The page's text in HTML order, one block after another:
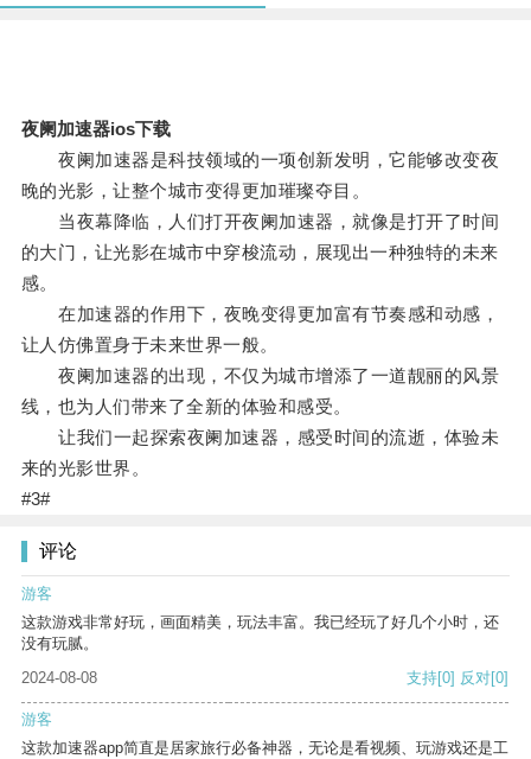
夜阑加速器ios下载
夜阑加速器是科技领域的一项创新发明，它能够改变夜
晚的光影，让整个城市变得更加璀璨夺目。
当夜幕降临，人们打开夜阑加速器，就像是打开了时间
的大门，让光影在城市中穿梭流动，展现出一种独特的未来
感。
在加速器的作用下，夜晚变得更加富有节奏感和动感，
让人仿佛置身于未来世界一般。
夜阑加速器的出现，不仅为城市增添了一道靓丽的风景
线，也为人们带来了全新的体验和感受。
让我们一起探索夜阑加速器，感受时间的流逝，体验未
来的光影世界。
#3#
评论
游客
这款游戏非常好玩，画面精美，玩法丰富。我已经玩了好几个小时，还
没有玩腻。
2024-08-08
支持[0] 反对[0]
游客
这款加速器app简直是居家旅行必备神器，无论是看视频、玩游戏还是工